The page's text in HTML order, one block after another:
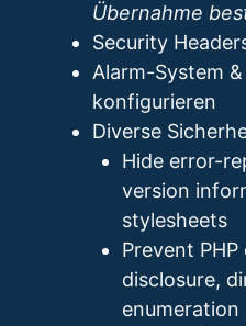
Übernahme
Security
Alarm-System
konfigurieren
Diverse
Hide error-
version
stylesheets
Prevent
disclosure,
enumeration